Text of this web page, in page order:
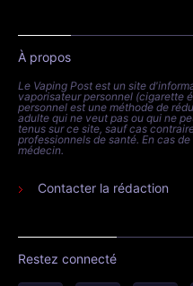
À propos
Le Vaping Post est un site
vaporisateur personnel (cigarette
personnel est une méthode de
adulte qui ne veut pas ou qui ne
tenus sur ce site, sauf cas
professionnels de santé. En cas
médecin.
Contacter la rédaction
Restez connecté